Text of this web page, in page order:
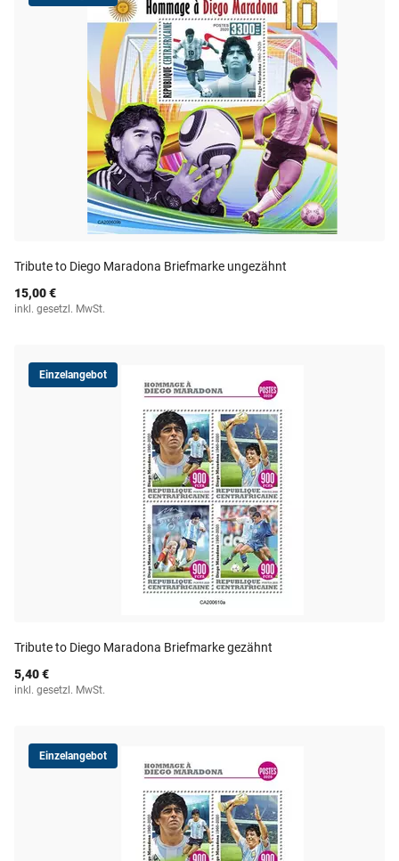
Tribute to Diego Maradona Briefmarke ungezähnt
15,00 €
inkl. gesetzl. MwSt.
Einzelangebot
Tribute to Diego Maradona Briefmarke gezähnt
5,40 €
inkl. gesetzl. MwSt.
Einzelangebot